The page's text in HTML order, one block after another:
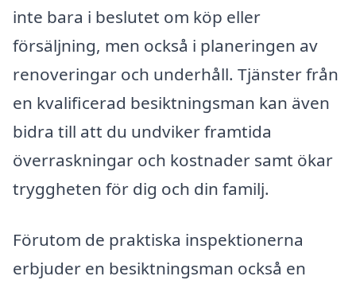
inte bara i beslutet om köp eller
försäljning, men också i planeringen av
renoveringar och underhåll. Tjänster från
en kvalificerad besiktningsman kan även
bidra till att du undviker framtida
överraskningar och kostnader samt ökar
tryggheten för dig och din familj.
Förutom de praktiska inspektionerna
erbjuder en besiktningsman också en